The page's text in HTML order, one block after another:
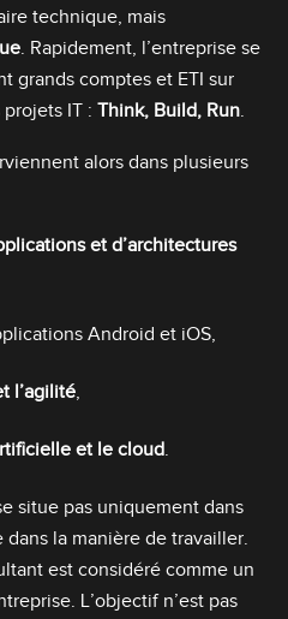
technique, mais
. Rapidement, l’entreprise se
grands comptes et ETI sur
IT : Think, Build, Run.
alors dans plusieurs
et d’architectures
Android et iOS,
l’agilité,
et le cloud.
situe pas uniquement dans
la manière de travailler.
est considéré comme un
L’objectif n’est pas